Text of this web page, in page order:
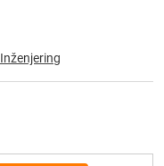
Inženjering